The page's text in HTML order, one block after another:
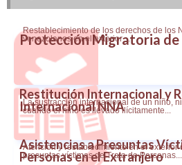
Protección Migratoria de
Restablecimiento de los derechos de los
venezolanos en el exterior…
Restitución Internacional y
Internacional NNA
La sustracción internacional de un niño,
cuando el niño es llevado ilícitamente...
Asistencias a Presuntas
Personas en el Extranjero
Atención y restablecimiento en el exterior
presuntas víctimas de Trata de Personas...